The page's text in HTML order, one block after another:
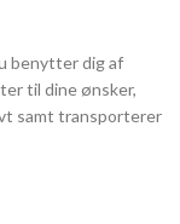
benytter dig af
til dine ønsker,
samt transporterer